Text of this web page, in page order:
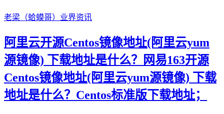
老梁（蛤蟆哥） 业界资讯
阿里云开源Centos镜像地址(阿里云yum
源镜像) 下载地址是什么？网易163开源
Centos镜像地址(阿里云yum源镜像) 下载
地址是什么？Centos标准版下载地址；